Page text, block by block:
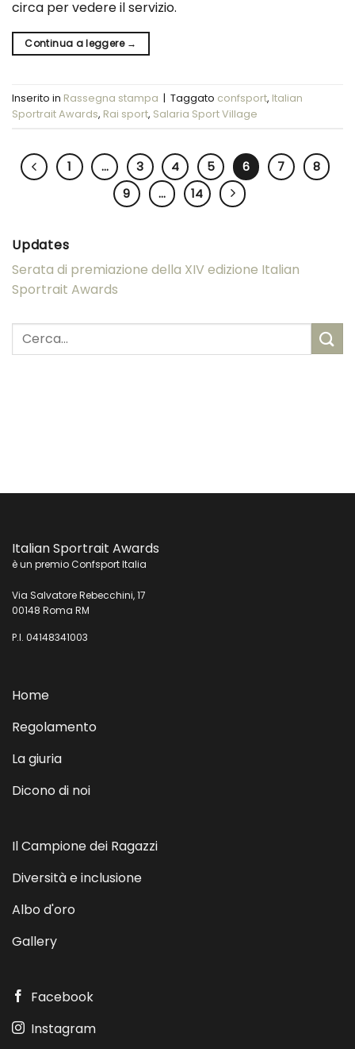
circa per vedere il servizio.
Continua a leggere →
Inserito in Rassegna stampa | Taggato confsport, Italian
Sportrait Awards, Rai sport, Salaria Sport Village
1 … 3 4 5 6 7
8
9
… 14
Updates
Serata di premiazione della XIV edizione Italian
Sportrait Awards
Italian Sportrait Awards
è un premio Confsport Italia
Via Salvatore Rebecchini, 17
00148 Roma RM
P.I. 04148341003
Home
Regolamento
La giuria
Dicono di noi
Il Campione dei Ragazzi
Diversità e inclusione
Albo d'oro
Gallery
Facebook
Instagram